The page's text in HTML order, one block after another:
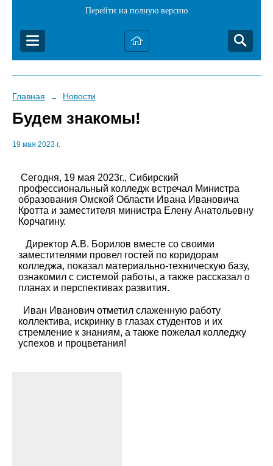
Перейти на полную версию
Главная → Новости
Будем знакомы!
19 мая 2023 г.
Сегодня, 19 мая 2023г., Сибирский
профессиональный колледж встречал Министра
образования Омской Области Ивана Ивановича
Кротта и заместителя министра Елену Анатольевну
Корчагину.
Директор А.В. Борилов вместе со своими
заместителями провел гостей по коридорам
колледжа, показал материально-техническую базу,
ознакомил с системой работы, а также рассказал о
планах и перспективах развития.
Иван Иванович отметил слаженную работу
коллектива, искринку в глазах студентов и их
стремление к знаниям, а также пожелал колледжу
успехов и процветания!